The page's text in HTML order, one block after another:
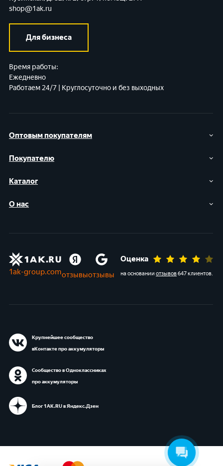
Оптовым покупателям
Покупателю
Каталог
О нас
shop@1ak.ru
Для бизнеса
Время работы:
Ежедневно
Работаем 24/7 | Круглосуточно и без выходных
1ak-group.comотзывыотзывы
Оценка
на основании отзывов647 клиентов.
Крупнейшее сообщество
вКонтакте про аккумуляторы
Сообщество в Одноклассниках
про аккумуляторы
Блог 1АК.RU в Яндекс.Дзен